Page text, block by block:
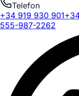
Telefon
+34 919 930 901
555-987-2262